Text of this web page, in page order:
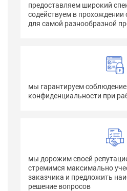
предоставляем широкий
содействуем в прохождении
для самой разнообразной
мы гарантируем
конфиденциальности при
мы дорожим своей
стремимся максимально
заказчика и предложить
решение вопросов